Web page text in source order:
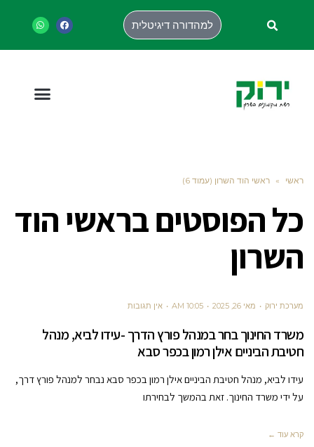
למהדורה דיגיטלית
ראשי » ראשי הוד השרון (עמוד 6)
כל הפוסטים בראשי הוד
השרון
מערכת ירוק מאי 26, 2025 10:05 AM אין תגובות
משרד החינוך בחר במנהל פורץ הדרך -עידו לביא, מנהל
חטיבת הביניים אילן רמון בכפר סבא
עידו לביא, מנהל חטיבת הביניים אילן רמון בכפר סבא נבחר למנהל פורץ דרך,
על ידי משרד החינוך. זאת בהמשך לבחירתו
קרא עוד ←